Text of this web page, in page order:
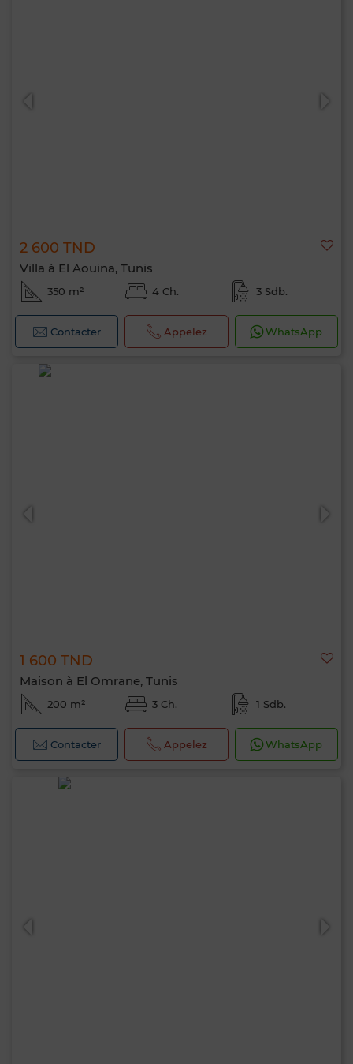
2 600 TND
Villa à El Aouina, Tunis
350 m² 4 Ch. 3 Sdb.
Contacter Appelez WhatsApp
1 600 TND
Maison à El Omrane, Tunis
200 m² 3 Ch. 1 Sdb.
Contacter Appelez WhatsApp